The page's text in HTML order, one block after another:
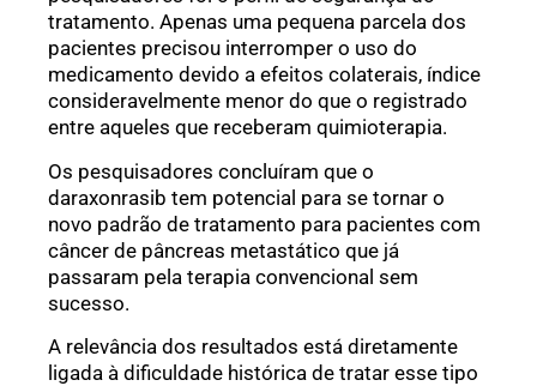
tratamento. Apenas uma pequena parcela dos
pacientes precisou interromper o uso do
medicamento devido a efeitos colaterais, índice
consideravelmente menor do que o registrado
entre aqueles que receberam quimioterapia.
Os pesquisadores concluíram que o
daraxonrasib tem potencial para se tornar o
novo padrão de tratamento para pacientes com
câncer de pâncreas metastático que já
passaram pela terapia convencional sem
sucesso.
A relevância dos resultados está diretamente
ligada à dificuldade histórica de tratar esse tipo